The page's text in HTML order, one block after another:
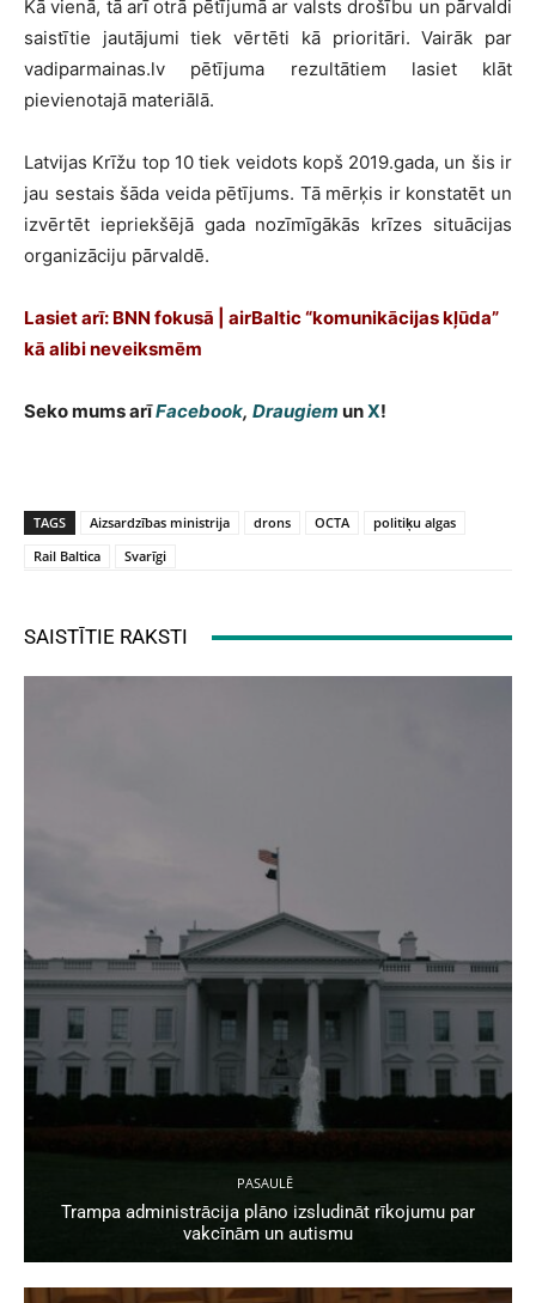
Kā vienā, tā arī otrā pētījumā ar valsts drošību un pārvaldi
saistītie jautājumi tiek vērtēti kā prioritāri. Vairāk par
vadiparmainas.lv pētījuma rezultātiem lasiet klāt
pievienotajā materiālā.
Latvijas Krīžu top 10 tiek veidots kopš 2019.gada, un šis ir
jau sestais šāda veida pētījums. Tā mērķis ir konstatēt un
izvērtēt iepriekšējā gada nozīmīgākās krīzes situācijas
organizāciju pārvaldē.
Lasiet arī: BNN fokusā | airBaltic “komunikācijas kļūda”
kā alibi neveiksmēm
Seko mums arīFacebook, Draugiem unX!
TAGS Aizsardzības ministrija drons OCTA
politiķu algas
Rail Baltica
Svarīgi
SAISTĪTIE RAKSTI
PASAULĒ
Trampa administrācija plāno izsludināt rīkojumu par
vakcīnām un autismu